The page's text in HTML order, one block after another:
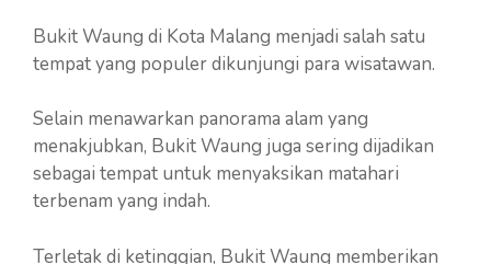
Bukit Waung di Kota Malang menjadi salah satu
tempat yang populer dikunjungi para wisatawan.
Selain menawarkan panorama alam yang
menakjubkan, Bukit Waung juga sering dijadikan
sebagai tempat untuk menyaksikan matahari
terbenam yang indah.
Terletak di ketinggian, Bukit Waung memberikan